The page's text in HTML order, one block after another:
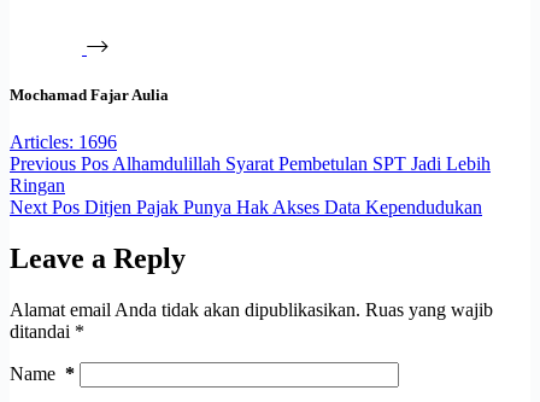
Mochamad Fajar Aulia
Articles: 1696
Previous Pos Alhamdulillah Syarat Pembetulan SPT Jadi Lebih
Ringan
Next Pos Ditjen Pajak Punya Hak Akses Data Kependudukan
Leave a Reply
Alamat email Anda tidak akan dipublikasikan. Ruas yang wajib
ditandai *
Name *